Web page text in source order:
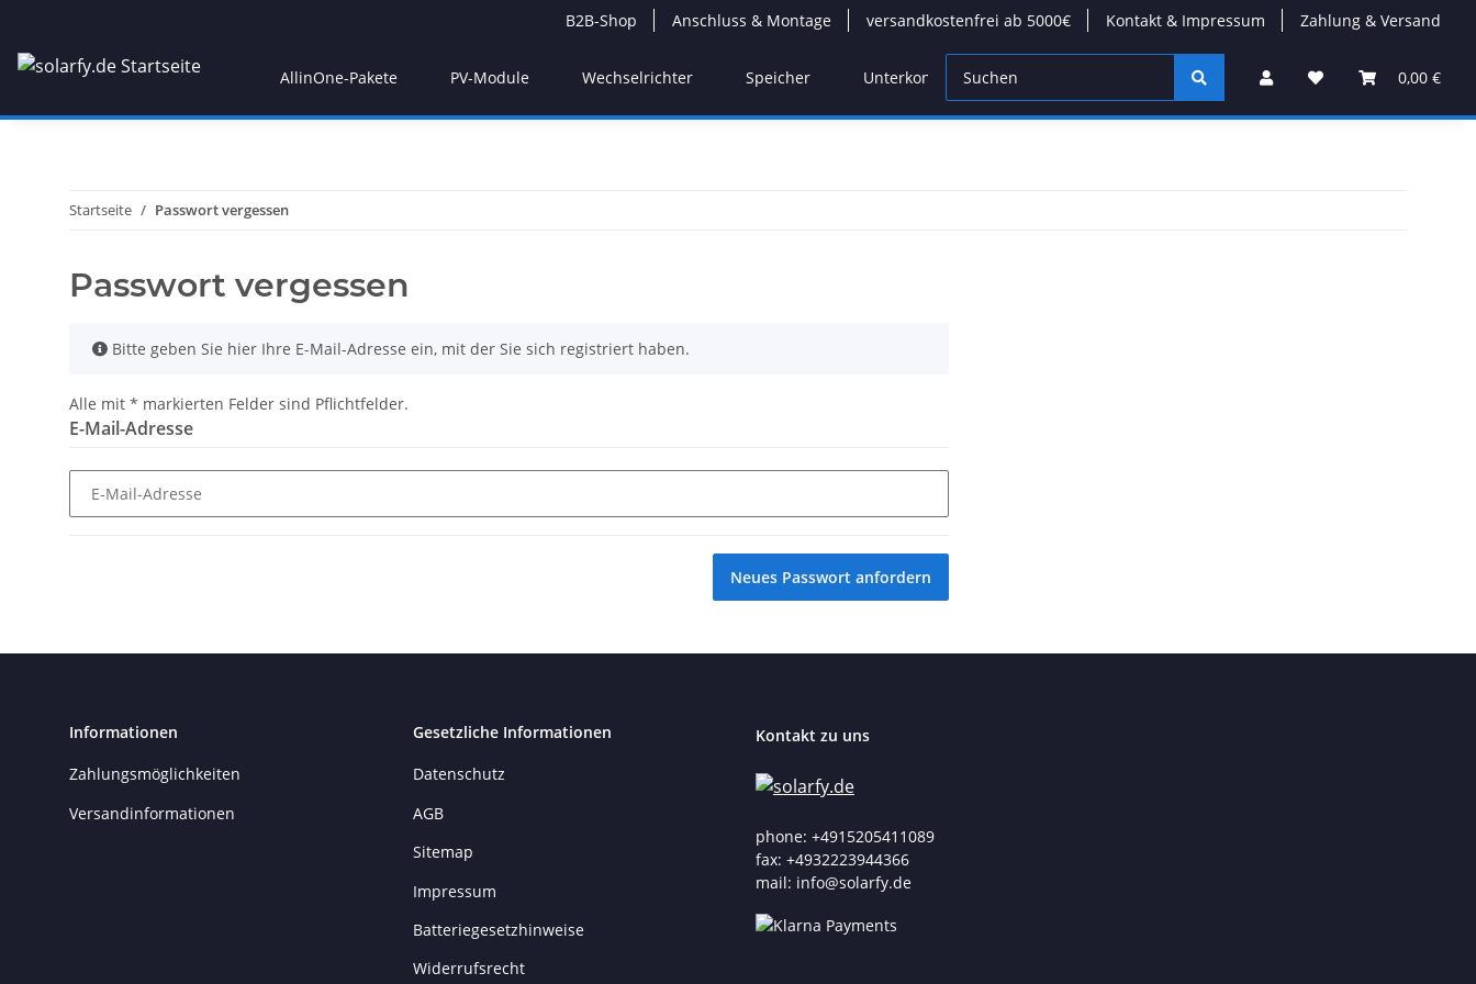
B2B-Shop Anschluss & Montage versandkostenfrei ab 5000€ Kontakt & Impressum Zahlung & Versand
0,00 €
AllinOne-Pakete PV-Module Wechselrichter Speicher Unterkonstruktion Kabel/Stecker Modulare
Startseite Passwort vergessen
Passwort vergessen
x Bitte geben Sie hier Ihre E-Mail-Adresse ein, mit der Sie sich registriert haben.
Alle mit * markierten Felder sind Pflichtfelder.
E-Mail-Adresse
E-Mail-Adresse
Neues Passwort anfordern
Informationen
Zahlungsmöglichkeiten
Versandinformationen
Gesetzliche Informationen
Datenschutz
AGB
Sitemap
Impressum
Batteriegesetzhinweise
Widerrufsrecht
Kontakt zu uns
phone: +4915205411089
fax: +4932223944366
mail: info@solarfy.de